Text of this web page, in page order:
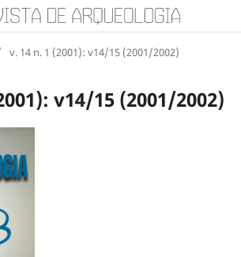
v. 14 n. 1 (2001): v14/15 (2001/2002)
v14/15 (2001/2002)